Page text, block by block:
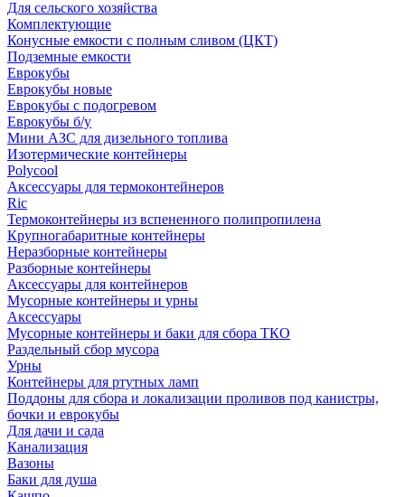
Для сельского хозяйства
Комплектующие
Конусные емкости с полным сливом (ЦКТ)
Подземные емкости
Еврокубы
Еврокубы новые
Еврокубы с подогревом
Еврокубы б/у
Мини АЗС для дизельного топлива
Изотермические контейнеры
Polycool
Аксессуары для термоконтейнеров
Ric
Термоконтейнеры из вспененного полипропилена
Крупногабаритные контейнеры
Неразборные контейнеры
Разборные контейнеры
Аксессуары для контейнеров
Мусорные контейнеры и урны
Аксессуары
Мусорные контейнеры и баки для сбора ТКО
Раздельный сбор мусора
Урны
Контейнеры для ртутных ламп
Поддоны для сбора и локализации проливов под канистры,
бочки и еврокубы
Для дачи и сада
Канализация
Вазоны
Баки для душа